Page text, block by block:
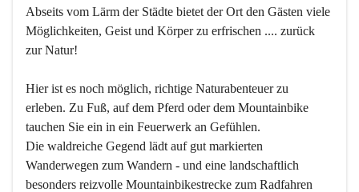
Abseits vom Lärm der Städte bietet der Ort den Gästen viele
Möglichkeiten, Geist und Körper zu erfrischen .... zurück
zur Natur!
Hier ist es noch möglich, richtige Naturabenteuer zu
erleben. Zu Fuß, auf dem Pferd oder dem Mountainbike
tauchen Sie ein in ein Feuerwerk an Gefühlen.
Die waldreiche Gegend lädt auf gut markierten
Wanderwegen zum Wandern - und eine landschaftlich
besonders reizvolle Mountainbikestrecke zum Radfahren